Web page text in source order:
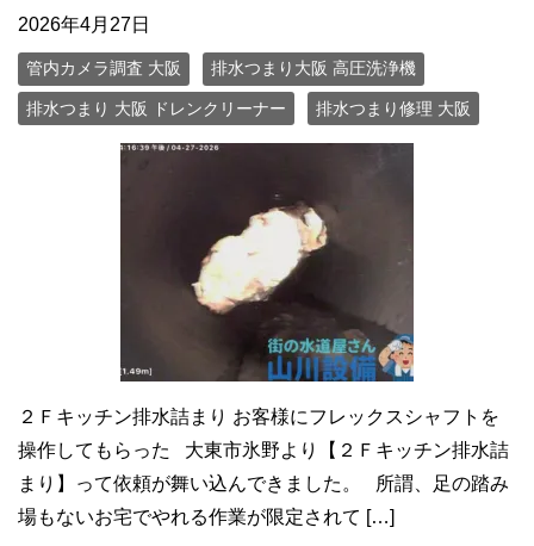
2026年4月27日
管内カメラ調査 大阪 排水つまり大阪 高圧洗浄機
排水つまり 大阪 ドレンクリーナー 排水つまり修理 大阪
２Ｆキッチン排水詰まり お客様にフレックスシャフトを
操作してもらった 大東市氷野より【２Ｆキッチン排水詰
まり】って依頼が舞い込んできました。 所謂、足の踏み
場もないお宅でやれる作業が限定されて […]